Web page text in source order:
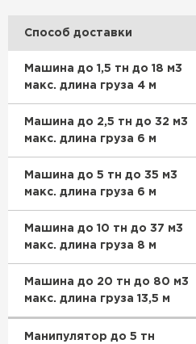
Способ доставки
Машина до 1,5 тн до 18 м3
макс. длина груза 4 м
Машина до 2,5 тн до 32 м3
макс. длина груза 6 м
Машина до 5 тн до 35 м3
макс. длина груза 6 м
Машина до 10 тн до 37 м3
макс. длина груза 8 м
Машина до 20 тн до 80 м3
макс. длина груза 13,5 м
Манипулятор до 5 тн